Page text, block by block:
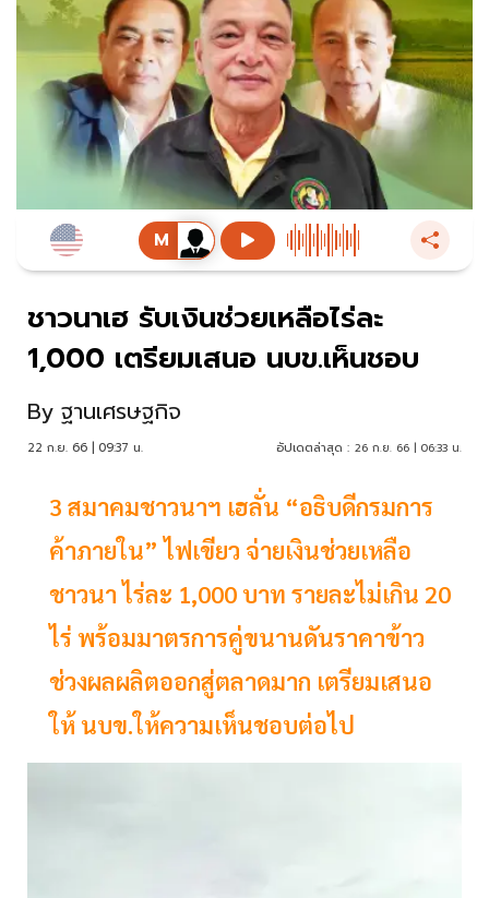
ชาวนาเฮ รับเงินช่วยเหลือไร่ละ
1,000 เตรียมเสนอ นบข.เห็นชอบ
By ฐานเศรษฐกิจ
22 ก.ย. 66 | 09:37 น. อัปเดตล่าสุด : 26 ก.ย. 66 | 06:33 น.
3 สมาคมชาวนาฯ เฮลั่น “อธิบดีกรมการ
ค้าภายใน” ไฟเขียว จ่ายเงินช่วยเหลือ
ชาวนา ไร่ละ 1,000 บาท รายละไม่เกิน 20
ไร่ พร้อมมาตรการคู่ขนานดันราคาข้าว
ช่วงผลผลิตออกสู่ตลาดมาก เตรียมเสนอ
ให้ นบข.ให้ความเห็นชอบต่อไป